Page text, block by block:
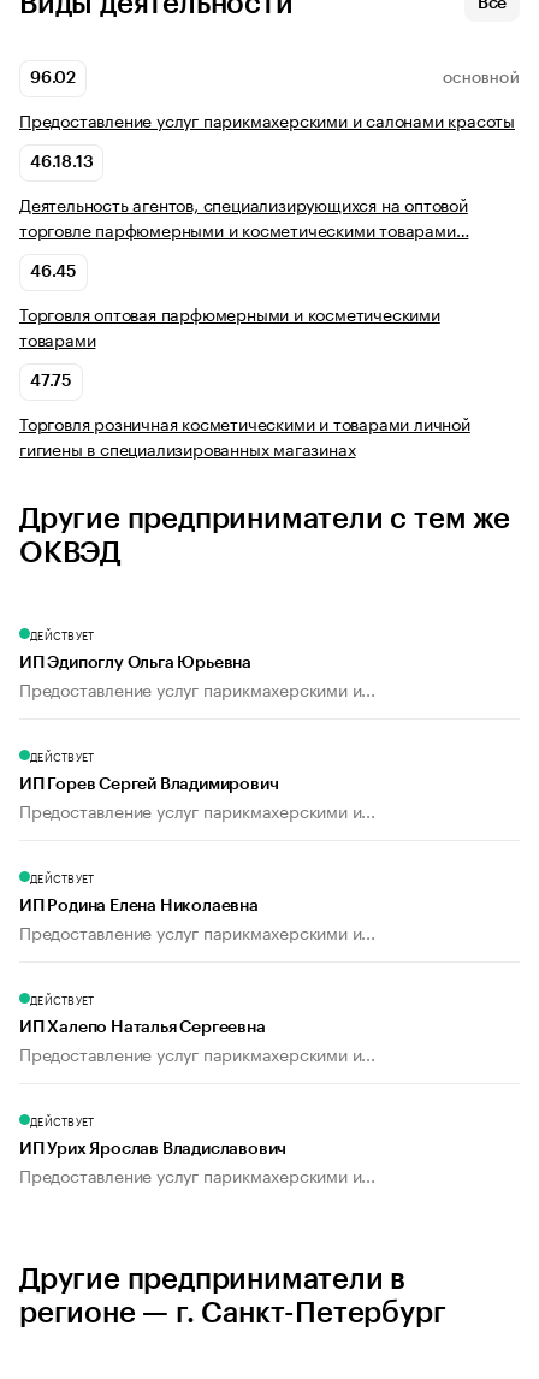
Все
96.02 ОСНОВНОЙ
Предоставление услуг парикмахерскими и салонами красоты
46.18.13
Деятельность агентов, специализирующихся на оптовой
торговле парфюмерными и косметическими товарами…
46.45
Торговля оптовая парфюмерными и косметическими
товарами
47.75
Торговля розничная косметическими и товарами личной
гигиены в специализированных магазинах
Другие предприниматели с тем же
ОКВЭД
ДЕЙСТВУЕТ
ИП Эдипоглу Ольга Юрьевна
Предоставление услуг парикмахерскими и...
ДЕЙСТВУЕТ
ИП Горев Сергей Владимирович
Предоставление услуг парикмахерскими и...
ДЕЙСТВУЕТ
ИП Родина Елена Николаевна
Предоставление услуг парикмахерскими и...
ДЕЙСТВУЕТ
ИП Халепо Наталья Сергеевна
Предоставление услуг парикмахерскими и...
ДЕЙСТВУЕТ
ИП Урих Ярослав Владиславович
Предоставление услуг парикмахерскими и...
Другие предприниматели в
регионе — г. Санкт-Петербург